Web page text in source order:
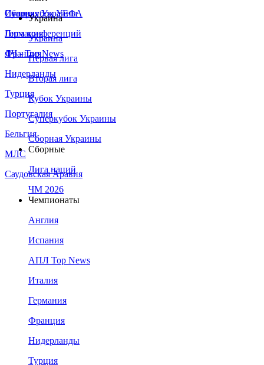
Сборная Украины
Италия
Германия
Франция
Нидерланды
Турция
Португалия
Бельгия
МЛС
Саудовская Аравия
Суперкубок УЕФА
Лига конференций
ЛЧ - Top News
Украина
Украина
Первая лига
Вторая лига
Кубок Украины
Суперкубок Украины
Сборная Украины
Сборные
Лига наций
ЧМ 2026
Чемпионаты
Англия
Испания
АПЛ Top News
Италия
Германия
Франция
Нидерланды
Турция